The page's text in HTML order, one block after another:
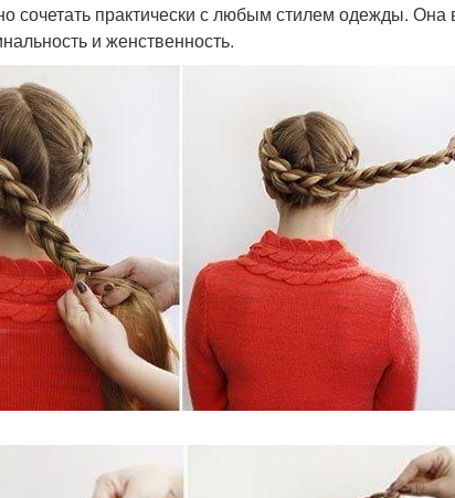
сочетать практически с любым стилем одежды. Она
и женственность.